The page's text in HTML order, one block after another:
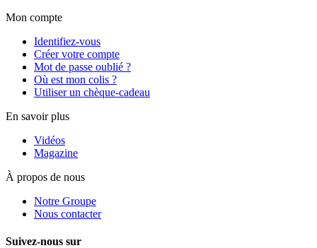
Mon compte
Identifiez-vous
Créer votre compte
Mot de passe oublié ?
Où est mon colis ?
Utiliser un chèque-cadeau
En savoir plus
Vidéos
Magazine
À propos de nous
Notre Groupe
Nous contacter
Suivez-nous sur